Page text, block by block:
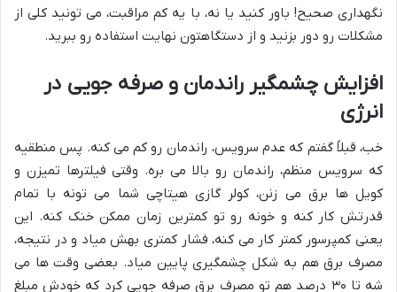
نگهداری صحیح! باور کنید یا نه، با یه کم مراقبت، می تونید کلی از
مشکلات رو دور بزنید و از دستگاهتون نهایت استفاده رو ببرید.
افزایش چشمگیر راندمان و صرفه جویی در
انرژی
خب، قبلاً گفتم که عدم سرویس، راندمان رو کم می کنه. پس منطقیه
که سرویس منظم، راندمان رو بالا می بره. وقتی فیلترها تمیزن و
کویل ها برق می زنن، کولر گازی هیتاچی شما می تونه با تمام
قدرتش کار کنه و خونه رو تو کمترین زمان ممکن خنک کنه. این
یعنی کمپرسور کمتر کار می کنه، فشار کمتری بهش میاد و در نتیجه،
مصرف برق هم به شکل چشمگیری پایین میاد. بعضی وقت ها می
شه تا ۳۰ درصد هم تو مصرف برق صرفه جویی کرد که خودش مبلغ